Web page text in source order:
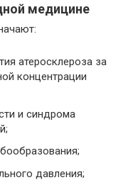
медицине
атеросклероза за
концентрации
и синдрома
давления;